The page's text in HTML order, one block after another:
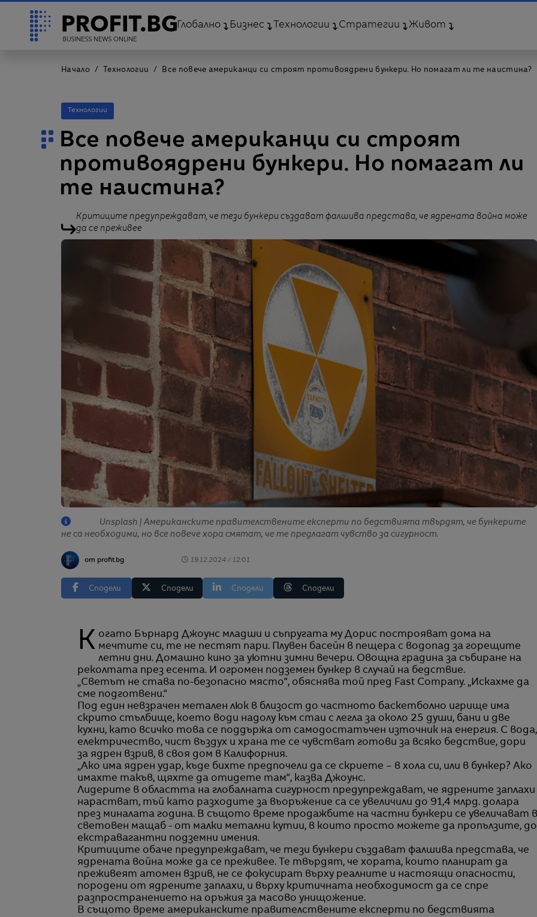
Глобално Бизнес Технологии Стратегии Живот
Начало Технологии Все повече американци си строят противоядрени бункери. Но помагат ли те наистина?
Технологии
Все повече американци си строят
противоядрени бункери. Но помагат ли
те наистина?
Критиците предупреждават, че тези бункери създават фалшива представа, че ядрената война може
да се преживее
Unsplash | Американските правителствените експерти по бедствията твърдят, че бункерите
не са необходими, но все повече хора смятат, че те предлагат чувство за сигурност.
от profit.bg 19.12.2024 / 12:01
Сподели Сподели Сподели Сподели
Когато Бърнард Джоунс младши и съпругата му Дорис построяват дома на мечтите си, те не пестят пари. Плувен басейн в пещера с водопад за горещите
летни дни. Домашно кино за уютни зимни вечери. Овощна градина за събиране на
реколтата през есента. И огромен подземен бункер в случай на бедствие.
„Светът не става по-безопасно място“, обяснява той пред Fast Company. „Искахме да
сме подготвени.“
Под един невзрачен метален люк в близост до частното баскетболно игрище има
скрито стълбище, което води надолу към стаи с легла за около 25 души, бани и две
кухни, като всичко това се поддържа от самодостатъчен източник на енергия. С вода,
електричество, чист въздух и храна те се чувстват готови за всяко бедствие, дори
за ядрен взрив, в своя дом в Калифорния.
„Ако има ядрен удар, къде бихте предпочели да се скриете – в хола си, или в бункер? Ако
имахте такъв, щяхте да отидете там“, казва Джоунс.
Лидерите в областта на глобалната сигурност предупреждават, че ядрените заплахи
нарастват, тъй като разходите за въоръжение са се увеличили до 91,4 млрд. долара
през миналата година. В същото време продажбите на частни бункери се увеличават в
световен мащаб - от малки метални кутии, в които просто можете да пропълзите, до
екстравагантни подземни имения.
Критиците обаче предупреждават, че тези бункери създават фалшива представа, че
ядрената война може да се преживее. Те твърдят, че хората, които планират да
преживеят атомен взрив, не се фокусират върху реалните и настоящи опасности,
породени от ядрените заплахи, и върху критичната необходимост да се спре
разпространението на оръжия за масово унищожение.
В същото време американските правителствените експерти по бедствията